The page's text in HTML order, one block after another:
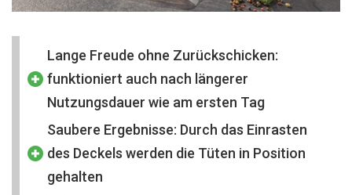
Lange Freude ohne Zurückschicken:
funktioniert auch nach längerer
Nutzungsdauer wie am ersten Tag
Saubere Ergebnisse: Durch das Einrasten
des Deckels werden die Tüten in Position
gehalten